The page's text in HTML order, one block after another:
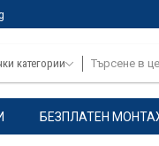
категории
БЕЗПЛАТЕН